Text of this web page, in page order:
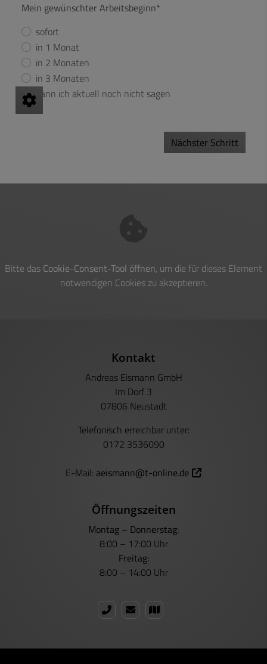
Mein gewünschter Arbeitsbeginn*
sofort
in 1 Monat
in 2 Monaten
in 3 Monaten
kann ich aktuell noch nicht sagen
Nächster Schritt
Bitte das Cookie-Consent-Tool öffnen, um die für dieses Element
notwendigen Cookies zu akzeptieren.
Footer - Kontaktdaten und Öffnungszeiten
Kontakt
Andreas Eismann GmbH
Im Dorf 3
07806 Neustadt
Telefonisch erreichbar unter:
0172 3536090
E-Mail: aeismann@t-online.de
Öffnungszeiten
Montag – Donnerstag:
8:00 – 17:00 Uhr
Freitag:
8:00 – 14:00 Uhr